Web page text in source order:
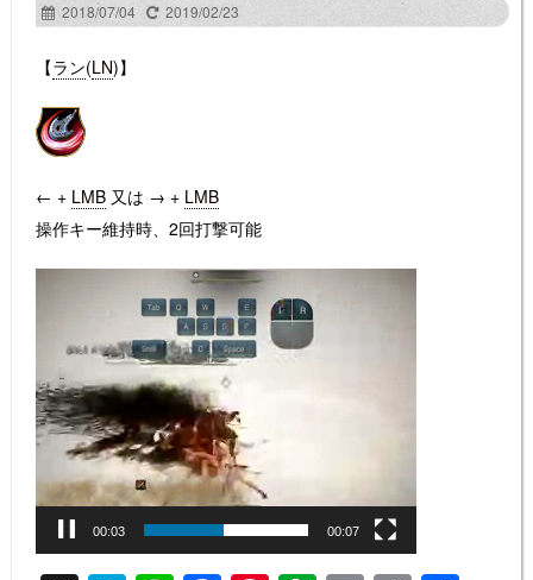
2018/07/04 2019/02/23
【ラン(LN)】
← + LMB 又は → + LMB
操作キー維持時、2回打撃可能
ー
ヤ
ー
00:04 00:07